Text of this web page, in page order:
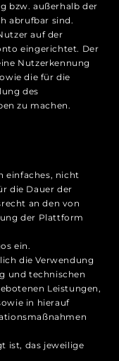
bzw. außerhalb der
abrufbar sind.
auf der
eingerichtet. Der
Nutzerkennung
die für die
des
zu machen.
einfaches, nicht
die Dauer der
an den von
der Plattform
ein.
die Verwendung
und technischen
Leistungen,
in hierauf
ist, das jeweilige